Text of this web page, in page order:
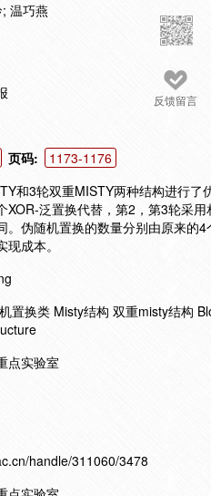
反馈留言
温巧燕
页码:
1173-1176
和3轮双重MISTY两种结构进行
XOR-泛置换代替，第2，第3轮采
。伪随机置换的数量分别由原来的
成本。
置换类 Misty结构 双重misty结构
点实验室
handle/311060/3478